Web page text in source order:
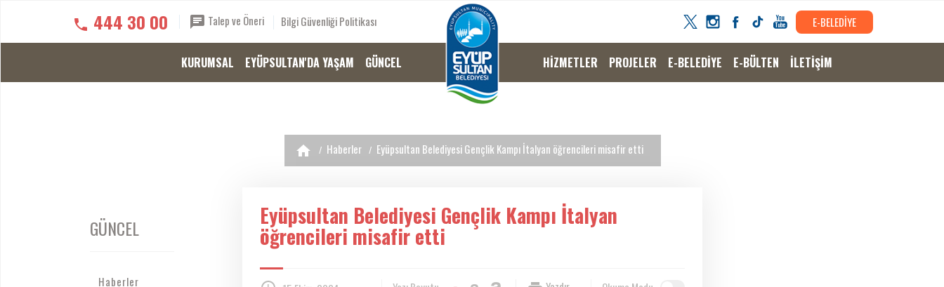
444 30 00 Talep ve Öneri Bilgi Güvenliği Politikası E-BELEDİYE
KURUMSAL EYÜPSULTAN'DA YAŞAM GÜNCEL HİZMETLER PROJELER E-BELEDİYE E-BÜLTEN İLETİŞİM
Haberler Eyüpsultan Belediyesi Gençlik Kampı İtalyan öğrencileri misafir etti
GÜNCEL
Haberler
Eyüpsultan Belediyesi Gençlik Kampı İtalyan
öğrencileri misafir etti